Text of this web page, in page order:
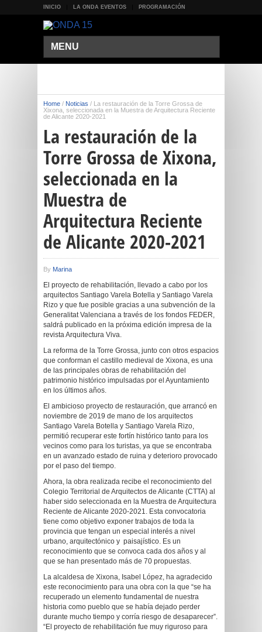
INICIO LA ONDA EVENTOS PROGRAMACIÓN
MENU
Home / Noticias / La restauración de la Torre Grossa de
Xixona, seleccionada en la Muestra de Arquitectura Reciente
de Alicante 2020-2021
La restauración de la
Torre Grossa de Xixona,
seleccionada en la
Muestra de
Arquitectura Reciente
de Alicante 2020-2021
By Marina
El proyecto de rehabilitación, llevado a cabo por los
arquitectos Santiago Varela Botella y Santiago Varela
Rizo y que fue posible gracias a una subvención de la
Generalitat Valenciana a través de los fondos FEDER,
saldrá publicado en la próxima edición impresa de la
revista Arquitectura Viva.
La reforma de la Torre Grossa, junto con otros espacios
que conforman el castillo medieval de Xixona, es una
de las principales obras de rehabilitación del
patrimonio histórico impulsadas por el Ayuntamiento
en los últimos años.
El ambicioso proyecto de restauración, que arrancó en
noviembre de 2019 de mano de los arquitectos
Santiago Varela Botella y Santiago Varela Rizo,
permitió recuperar este fortín histórico tanto para los
vecinos como para los turistas, ya que se encontraba
en un avanzado estado de ruina y deterioro provocado
por el paso del tiempo.
Ahora, la obra realizada recibe el reconocimiento del
Colegio Territorial de Arquitectos de Alicante (CTTA) al
haber sido seleccionada en la Muestra de Arquitectura
Reciente de Alicante 2020-2021. Esta convocatoria
tiene como objetivo exponer trabajos de toda la
provincia que tengan un especial interés a nivel
urbano, arquitectónico y paisajístico. Es un
reconocimiento que se convoca cada dos años y al
que se han presentado más de 70 propuestas.
La alcaldesa de Xixona, Isabel López, ha agradecido
este reconocimiento para una obra con la que “se ha
recuperado un elemento fundamental de nuestra
historia como pueblo que se había dejado perder
durante mucho tiempo y corría riesgo de desaparecer”.
“El proyecto de rehabilitación fue muy riguroso para